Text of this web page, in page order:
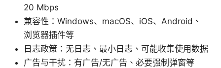
20 Mbps
兼容性：Windows、macOS、iOS、Android、
浏览器插件等
日志政策：无日志、最小日志、可能收集使用数据
广告与干扰：有广告/无广告、必要强制弹窗等